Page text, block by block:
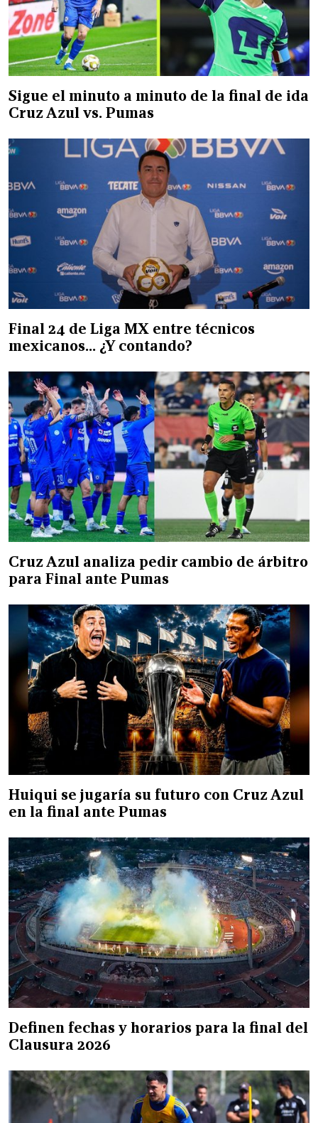
Sigue el minuto a minuto de la final de ida
Cruz Azul vs. Pumas
Final 24 de Liga MX entre técnicos
mexicanos… ¿Y contando?
Cruz Azul analiza pedir cambio de árbitro
para Final ante Pumas
Huiqui se jugaría su futuro con Cruz Azul
en la final ante Pumas
Definen fechas y horarios para la final del
Clausura 2026